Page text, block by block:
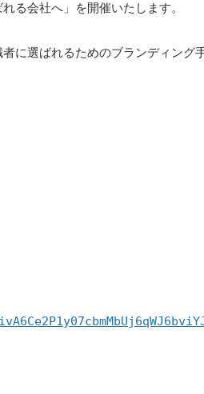
る会社へ」を開催いたします。
選ばれるためのブランディング